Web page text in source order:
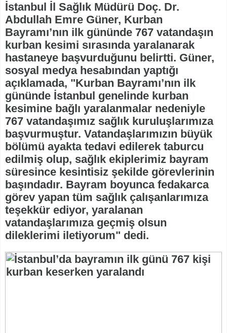
İstanbul İl Sağlık Müdürü Doç. Dr.
Abdullah Emre Güner, Kurban
Bayramı’nın ilk gününde 767 vatandaşın
kurban kesimi sırasında yaralanarak
hastaneye başvurduğunu belirtti. Güner,
sosyal medya hesabından yaptığı
açıklamada, "Kurban Bayramı’nın ilk
gününde İstanbul genelinde kurban
kesimine bağlı yaralanmalar nedeniyle
767 vatandaşımız sağlık kuruluşlarımıza
başvurmuştur. Vatandaşlarımızın büyük
bölümü ayakta tedavi edilerek taburcu
edilmiş olup, sağlık ekiplerimiz bayram
süresince kesintisiz şekilde görevlerinin
başındadır. Bayram boyunca fedakarca
görev yapan tüm sağlık çalışanlarımıza
teşekkür ediyor, yaralanan
vatandaşlarımıza geçmiş olsun
dileklerimi iletiyorum" dedi.